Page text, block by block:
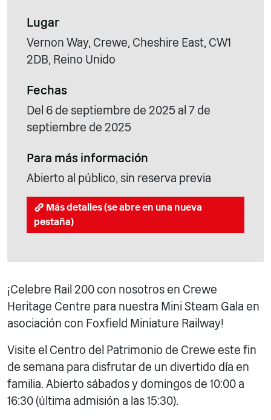
Lugar
Vernon Way, Crewe, Cheshire East, CW1
2DB, Reino Unido
Fechas
Del 6 de septiembre de 2025 al 7 de
septiembre de 2025
Para más información
Abierto al público, sin reserva previa
Más detalles (se abre en una nueva
pestaña)
¡Celebre Rail 200 con nosotros en Crewe
Heritage Centre para nuestra Mini Steam Gala en
asociación con Foxfield Miniature Railway!
Visite el Centro del Patrimonio de Crewe este fin
de semana para disfrutar de un divertido día en
familia. Abierto sábados y domingos de 10:00 a
16:30 (última admisión a las 15:30).